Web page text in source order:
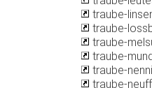
traube-
traube-
traube-
traube-
traube-
traube-